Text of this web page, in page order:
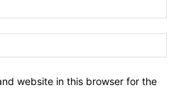
website in this browser for the